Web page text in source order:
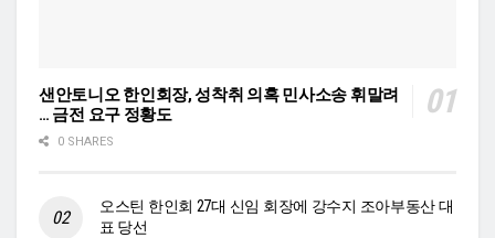
샌안토니오 한인회장, 성착취 의혹 민사소송 휘말려
… 금전 요구 정황도
0 SHARES
오스틴 한인회 27대 신임 회장에 강수지 조아부동산 대
표 당선